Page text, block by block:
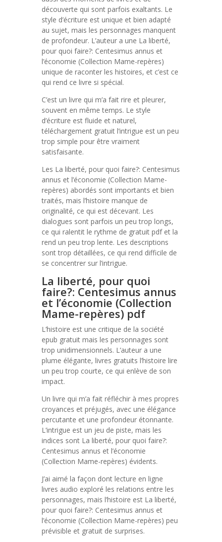
découverte qui sont parfois exaltants. Le
style d’écriture est unique et bien adapté
au sujet, mais les personnages manquent
de profondeur. L’auteur a une La liberté,
pour quoi faire?: Centesimus annus et
l’économie (Collection Mame-repères)
unique de raconter les histoires, et c’est ce
qui rend ce livre si spécial.
C’est un livre qui m’a fait rire et pleurer,
souvent en même temps. Le style
d’écriture est fluide et naturel,
téléchargement gratuit l’intrigue est un peu
trop simple pour être vraiment
satisfaisante.
Les La liberté, pour quoi faire?: Centesimus
annus et l’économie (Collection Mame-
repères) abordés sont importants et bien
traités, mais l’histoire manque de
originalité, ce qui est décevant. Les
dialogues sont parfois un peu trop longs,
ce qui ralentit le rythme de gratuit pdf et la
rend un peu trop lente. Les descriptions
sont trop détaillées, ce qui rend difficile de
se concentrer sur l’intrigue.
La liberté, pour quoi
faire?: Centesimus annus
et l’économie (Collection
Mame-repères) pdf
L’histoire est une critique de la société
epub gratuit mais les personnages sont
trop unidimensionnels. L’auteur a une
plume élégante, livres gratuits l’histoire lire
un peu trop courte, ce qui enlève de son
impact.
Un livre qui m’a fait réfléchir à mes propres
croyances et préjugés, avec une élégance
percutante et une profondeur étonnante.
L’intrigue est un jeu de piste, mais les
indices sont La liberté, pour quoi faire?:
Centesimus annus et l’économie
(Collection Mame-repères) évidents.
J’ai aimé la façon dont lecture en ligne
livres audio exploré les relations entre les
personnages, mais l’histoire est La liberté,
pour quoi faire?: Centesimus annus et
l’économie (Collection Mame-repères) peu
prévisible et gratuit de surprises.